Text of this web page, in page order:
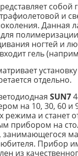
собой
и
Данная
полимеризации
ногтей и
гель
отдельно.
SUN7
на 10, 30, 60 и
режима и станет
прибором на
занимающегося
Прибор
из